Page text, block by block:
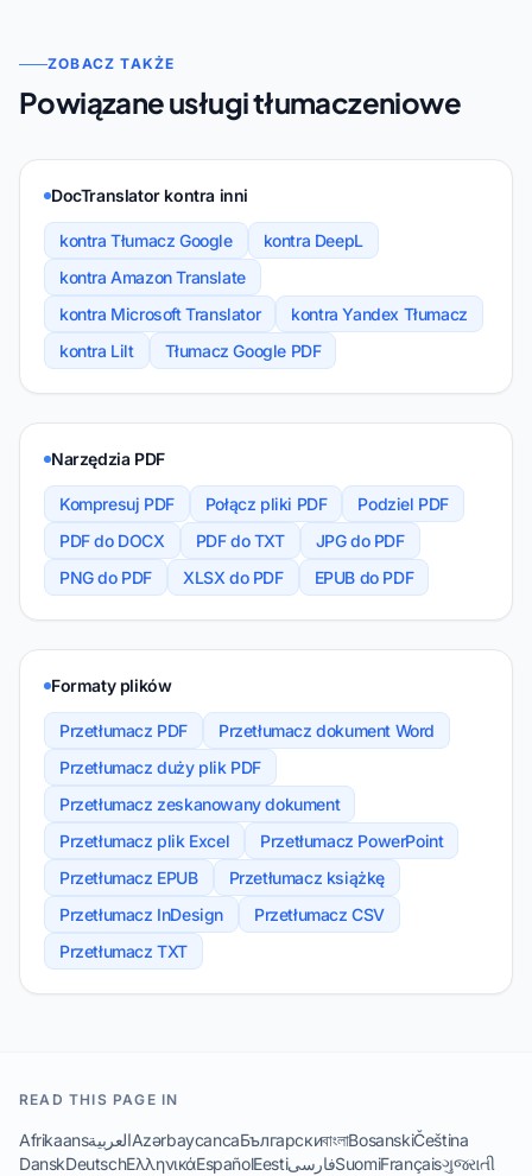
ZOBACZ TAKŻE
Powiązane usługi tłumaczeniowe
DocTranslator kontra inni
kontra Tłumacz Google
kontra DeepL
kontra Amazon Translate
kontra Microsoft Translator
kontra Yandex Tłumacz
kontra Lilt
Tłumacz Google PDF
Narzędzia PDF
Kompresuj PDF Połącz pliki PDF
Podziel PDF
PDF do DOCX
PDF do TXT
JPG do PDF
PNG do PDF
XLSX do PDF EPUB do PDF
Formaty plików
Przetłumacz PDF
Przetłumacz dokument Word
Przetłumacz duży plik PDF
Przetłumacz zeskanowany dokument
Przetłumacz plik Excel
Przetłumacz PowerPoint
Przetłumacz EPUB
Przetłumacz książkę
Przetłumacz InDesign
Przetłumacz CSV
Przetłumacz TXT
READ THIS PAGE IN
AfrikaansالعربيةAzərbaycancaБългарскиবাংলাBosanskiČeština
DanskDeutschΕλληνικάEspañolEestiفارسیSuomiFrançaisગુજરાતી